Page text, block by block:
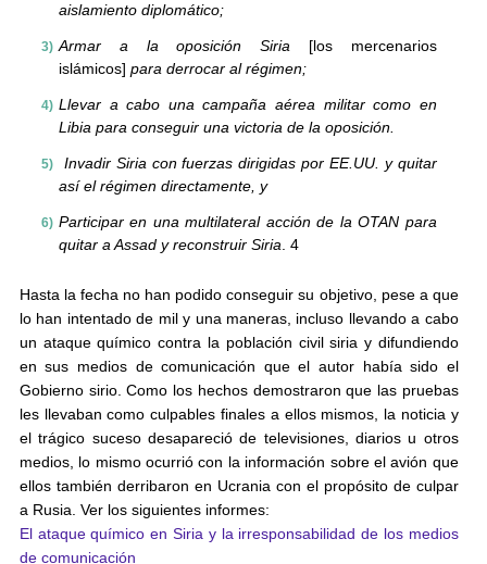
aislamiento diplomático;
Armar a la oposición Siria [los mercenarios
islámicos] para derrocar al régimen;
Llevar a cabo una campaña aérea militar como en
Libia para conseguir una victoria de la oposición.
Invadir Siria con fuerzas dirigidas por EE.UU. y quitar
así el régimen directamente, y
Participar en una multilateral acción de la OTAN para
quitar a Assad y reconstruir Siria . 4
Hasta la fecha no han podido conseguir su objetivo, pese a que
lo han intentado de mil y una maneras, incluso llevando a cabo
un ataque químico contra la población civil siria y difundiendo
en sus medios de comunicación que el autor había sido el
Gobierno sirio. Como los hechos demostraron que las pruebas
les llevaban como culpables finales a ellos mismos, la noticia y
el trágico suceso desapareció de televisiones, diarios u otros
medios, lo mismo ocurrió con la información sobre el avión que
ellos también derribaron en Ucrania con el propósito de culpar
a Rusia. Ver los siguientes informes:
El ataque químico en Siria y la irresponsabilidad de los medios
de comunicación